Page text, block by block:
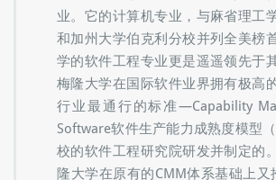
学、写作和修辞学、应用历史学、
业。它的计算机专业，与麻省理工
和加州大学伯克利分校并列全美榜
学的软件工程专业更是遥遥领先于
梅隆大学在国际软件业界拥有极高
行业最通行的标准—Capability
Software软件生产能力成熟度模型
校的软件工程研究院研发并制定的